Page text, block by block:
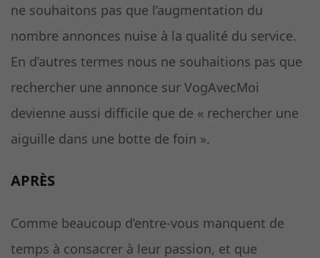
ne souhaitons pas que l’augmentation du
nombre annonces nuise à la qualité du service.
En d’autres termes nous ne souhaitions pas que
rechercher une annonce sur VogAvecMoi
devienne aussi difficile que de « rechercher une
aiguille dans une botte de foin ».
APRÈS
Comme beaucoup d’entre-vous manquent de
temps à consacrer à leur passion, et que